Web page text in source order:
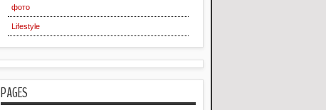
фото
Lifestyle
PAGES